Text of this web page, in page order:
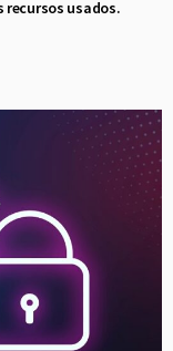
recursos usados.